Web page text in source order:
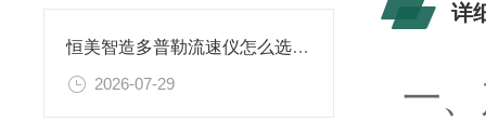
恒美智造多普勒流速仪怎么选？明渠流量计机型差异解析及选购指南
2026-07-29
详
一